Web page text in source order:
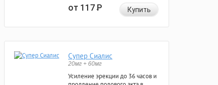
от 117Р Купить
Супер Сиалис
20мг + 60мг
Усиление эрекции до 36 часов и